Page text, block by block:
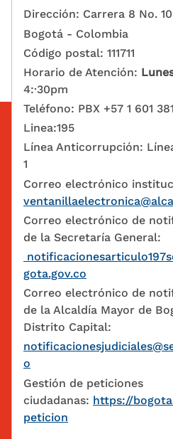
Dirección: Carrera 8 No.
Bogotá - Colombia
Código postal: 111711
Horario de Atención:
4:·30pm
Teléfono: PBX +57 1 601
Linea:195
Línea Anticorrupción:
1
Correo electrónico
Correo electrónico de
de la Secretaría General:
gota.gov.co
Correo electrónico de
de la Alcaldía Mayor de
Distrito Capital:
o
Gestión de peticiones
ciudadanas: https://
peticion